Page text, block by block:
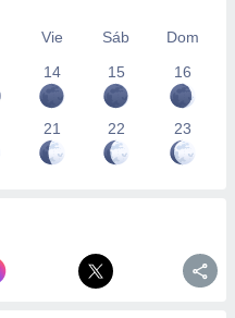
Vie Sáb
Dom
14 15 16
21 22 23